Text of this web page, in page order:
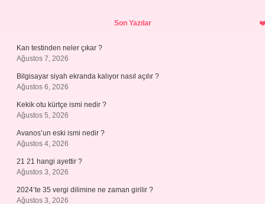
Son Yazılar
Kan testinden neler çıkar ?
Ağustos 7, 2026
Bilgisayar siyah ekranda kalıyor nasıl açılır ?
Ağustos 6, 2026
Kekik otu kürtçe ismi nedir ?
Ağustos 5, 2026
Avanos’un eski ismi nedir ?
Ağustos 4, 2026
21 21 hangi ayettir ?
Ağustos 3, 2026
2024’te 35 vergi dilimine ne zaman girilir ?
Ağustos 3, 2026